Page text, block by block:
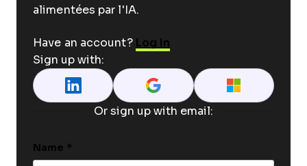
alimentées par l'IA.
Have an account? Log In
Sign up with:
Or sign up with email:
Name *